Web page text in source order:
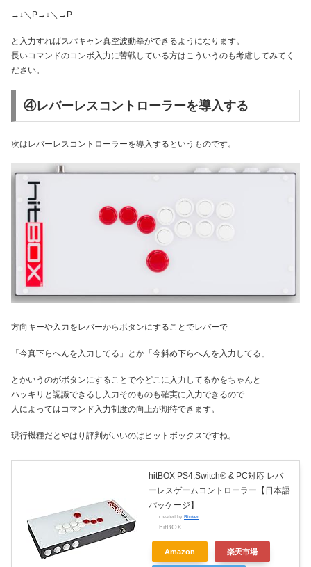
→↓＼P→↓＼→P
と入力すればスパキャン真空波動拳ができるようになります。
長いコマンドのコンボ入力に苦戦している方はこういうのも考慮してみてく
ださい。
④レバーレスコントローラーを導入する
次はレバーレスコントローラーを導入するというものです。
方向キーや入力をレバーからボタンにすることでレバーで
「今真下らへんを入力してる」とか「今斜め下らへんを入力してる」
とかいうのがボタンにすることで今どこに入力してるかをちゃんと
ハッキリと認識できるし入力そのものも確実に入力できるので
人によってはコマンド入力制度の向上が期待できます。
現行機種だとやはり評判がいいのはヒットボックスですね。
hitBOX PS4,Switch® & PC対応 レバ
ーレスゲームコントローラー【日本語
パッケージ】
created by Rinker
hitBOX
Amazon 楽天市場